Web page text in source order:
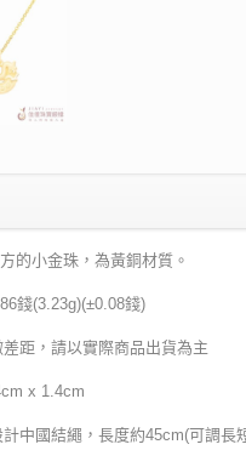
的小金珠，為黃銅材質。
錢(3.23g)(±0.08錢)
距，請以實際商品出貨為主
x 1.4cm
中國結繩，長度約45cm(可調長